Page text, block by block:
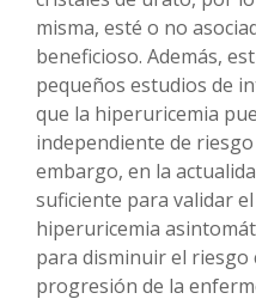
misma, esté o no
beneficioso. Además,
pequeños estudios de
que la hiperuricemia
independiente de
embargo, en la
suficiente para validar
hiperuricemia
para disminuir el riesgo
progresión de la